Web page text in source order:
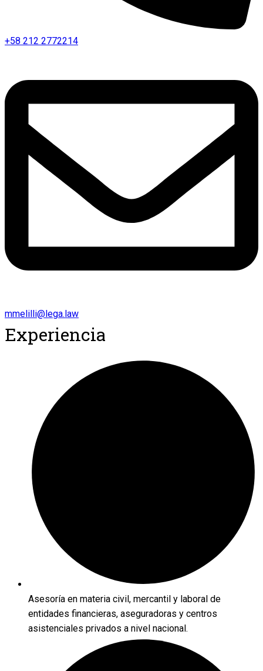
+58 212 2772214
mmelilli@lega.law
Experiencia
Asesoría en materia civil, mercantil y laboral de
entidades financieras, aseguradoras y centros
asistenciales privados a nivel nacional.